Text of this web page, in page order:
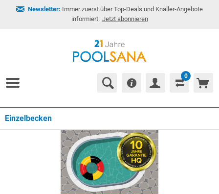
Newsletter: Immer zuerst über Top-Deals und Knaller-Angebote
informiert. Jetzt abonnieren
0
Einzelbecken